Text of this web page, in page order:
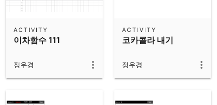
Community Resources
App Downloads
이차함수 111
ACTIVITY
정우경
코카콜라 내기
ACTIVITY
정우경